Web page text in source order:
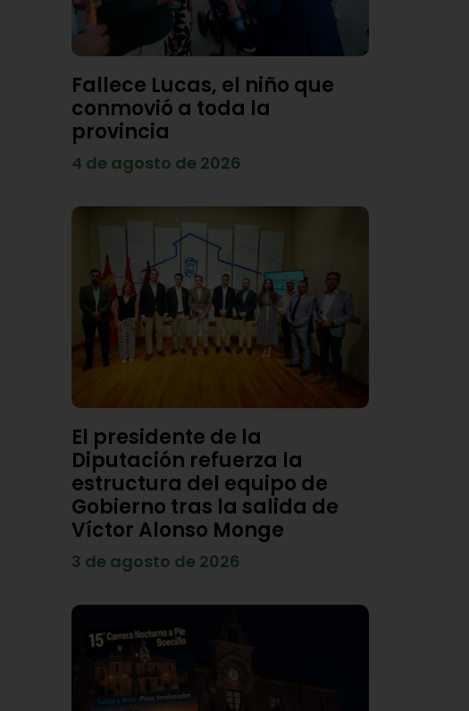
Fallece Lucas, el niño que
conmovió a toda la
provincia
4 de agosto de 2026
El presidente de la
Diputación refuerza la
estructura del equipo de
Gobierno tras la salida de
Víctor Alonso Monge
3 de agosto de 2026